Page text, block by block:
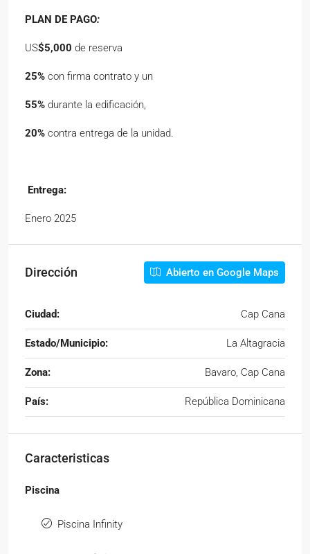
PLAN DE PAGO:
US$5,000 de reserva
25% con firma contrato y un
55% durante la edificación,
20% contra entrega de la unidad.
Entrega:
Enero 2025
Dirección Abierto en Google Maps
Ciudad: Cap Cana
Estado/Municipio: La Altagracia
Zona: Bavaro, Cap Cana
País: República Dominicana
Caracteristicas
Piscina
Piscina Infinity